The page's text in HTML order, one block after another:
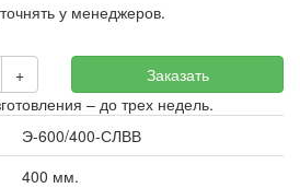
у менеджеров.
+
Заказать
– до трех недель.
Э-600/400-СЛВВ
400 мм.